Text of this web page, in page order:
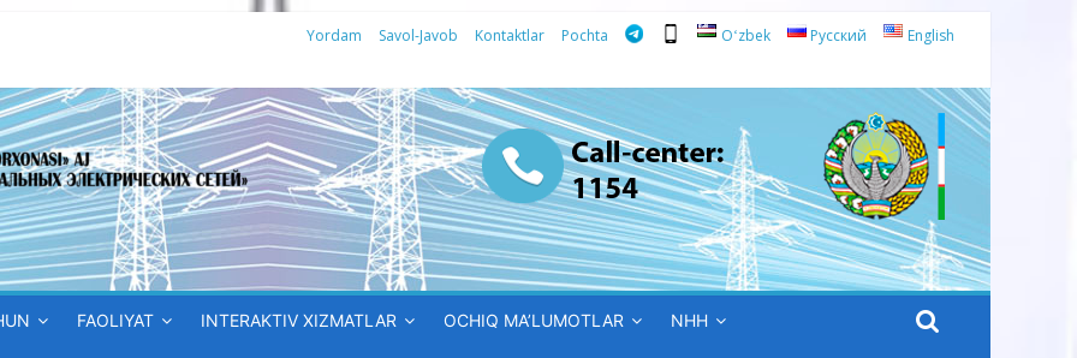
Yordam Savol-Javob Kontaktlar Pochta Oʻzbek Русский English
FAOLIYAT INTERAKTIV XIZMATLAR OCHIQ MA’LUMOTLAR NHH